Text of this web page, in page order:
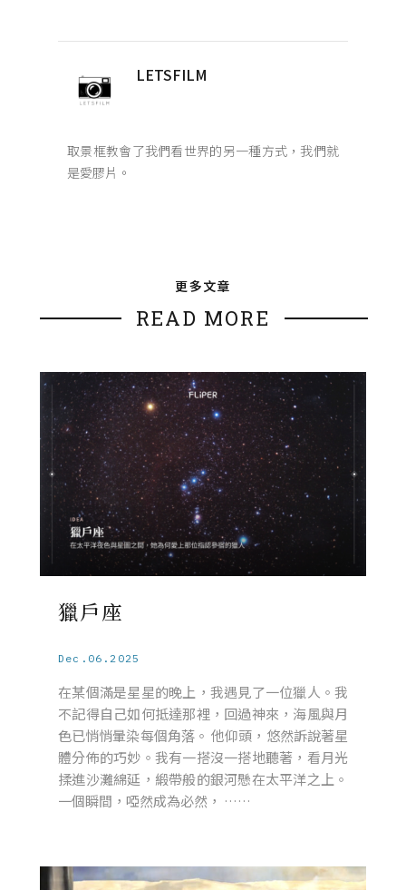
LETSFILM
取景框教會了我們看世界的另一種方式，我們就
是愛膠片。
更多文章
READ MORE
獵戶座
Dec.06.2025
在某個滿是星星的晚上，我遇見了一位獵人。我
不記得自己如何抵達那裡，回過神來，海風與月
色已悄悄暈染每個角落。 他仰頭，悠然訴說著星
體分佈的巧妙。我有一搭沒一搭地聽著，看月光
揉進沙灘綿延，緞帶般的銀河懸在太平洋之上。
一個瞬間，啞然成為必然， ……